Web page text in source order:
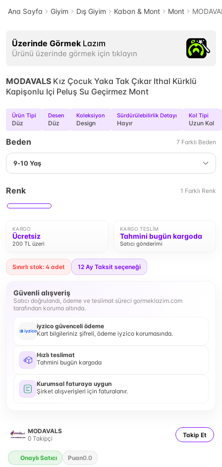
Ana Sayfa Giyim Dış Giyim Kaban & Mont Mont
Üzerinde Görmek Lazım
Ürünü üzerinde görmek için tıklayın
MODAVALS Kız Çocuk Yaka Tak Çıkar Ithal Kürklü
Kapişonlu Içi Peluş Su Geçirmez Mont
Ürün Tipi
Düz
Desen
Düz
Koleksiyon
Design
Sürdürülebilirlik Detayı
Hayır
Kol Tipi
Uzun Kol
Beden 7 Farklı Beden
9-10 Yaş
Renk 1 Farklı Renk
KARGO
Ücretsiz
200 TL üzeri
KARGO TESLIM
Tahmini bugün kargoda
Satıcı gönderimi
Sınırlı stok: 4 adet 12 Ay Taksit seçeneği
Güvenli alışveriş
Satıcı doğrulandı, ödeme ve teslimat süreci gormeklazim.com
tarafından koruma altında.
iyzico güvenceli ödeme
Kart bilgileriniz şifreli, ödeme iyzico korumasında.
Hızlı teslimat
Tahmini bugün kargoda
Kurumsal faturaya uygun
Şirket alışverişleri için faturalanır.
MODAVALS
0 Takipçi Takip Et
Onaylı Satıcı Puan0.0